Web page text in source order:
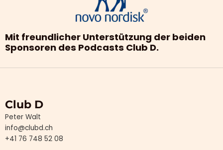
Mit freundlicher Unterstützung der beiden
Sponsoren des Podcasts Club D.
Club D
Peter Walt
info@clubd.ch
+41 76 748 52 08